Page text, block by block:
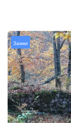
Замки